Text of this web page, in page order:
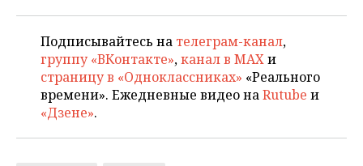
Подписывайтесь на телеграм-канал,
группу «ВКонтакте»,канал в MAXи
страницу в «Одноклассниках» «Реального
времени». Ежедневные видео наRutube и
«Дзене».